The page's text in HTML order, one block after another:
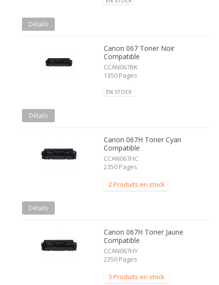
Détails
Canon 067 Toner Noir
Compatible
CCAN067BK
1350 Pages
EN STOCK
Détails
Canon 067H Toner Cyan
Compatible
CCAN067HC
2350 Pages
2 Produits en stock
Détails
Canon 067H Toner Jaune
Compatible
CCAN067HY
2350 Pages
3 Produits en stock